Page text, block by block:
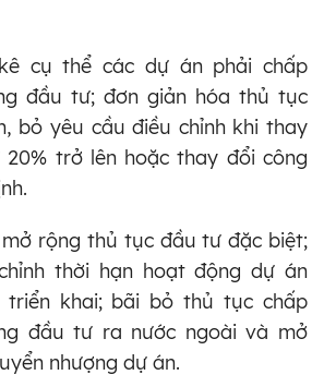
cụ thể các dự án phải chấp
đầu tư; đơn giản hóa thủ tục
bỏ yêu cầu điều chỉnh khi thay
trở lên hoặc thay đổi công
rộng thủ tục đầu tư đặc biệt;
thời hạn hoạt động dự án
khai; bãi bỏ thủ tục chấp
đầu tư ra nước ngoài và mở
nhượng dự án.